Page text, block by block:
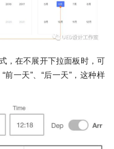
，在不展开下拉面板时，可
前一天”、“后一天”，这种样